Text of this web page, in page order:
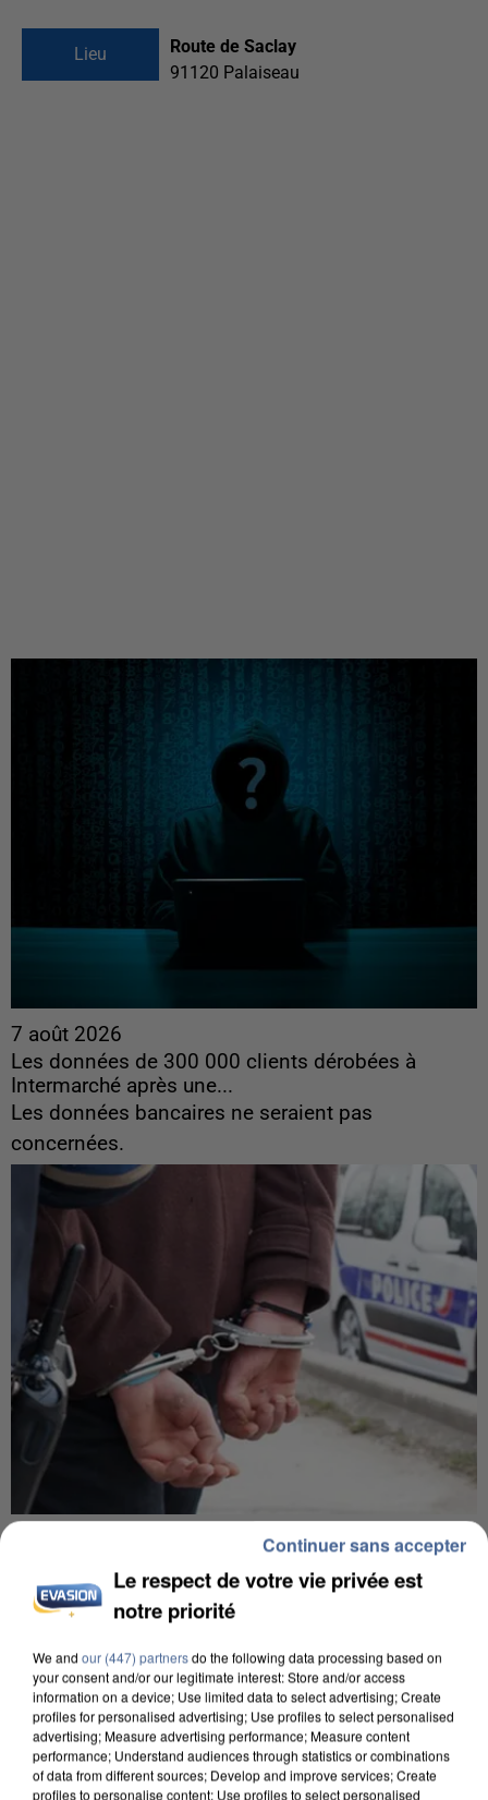
Lieu
Route de Saclay
91120 Palaiseau
7 août 2026
Les données de 300 000 clients dérobées à
Intermarché après une...
Les données bancaires ne seraient pas
concernées.
Un second cadre de la DZ Mafia interpellé en
Algérie
Un cofondateur du réseau avait été interpellé
quelques jours plus tôt.
Le respect de votre vie privée est
notre priorité
We and our (447) partnersdo the following data processing based on
your consent and/or our legitimate interest: Store and/or access
information on a device; Use limited data to select advertising; Create
profiles for personalised advertising; Use profiles to select personalised
advertising; Measure advertising performance; Measure content
performance; Understand audiences through statistics or combinations
of data from different sources; Develop and improve services; Create
profiles to personalise content; Use profiles to select personalised
Continuer sans accepter